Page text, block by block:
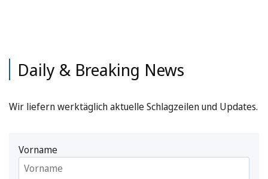
Daily & Breaking News
Wir liefern werktäglich aktuelle Schlagzeilen und Updates.
Vorname